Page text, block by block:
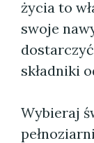
życia to
swoje
składniki
Wybieraj